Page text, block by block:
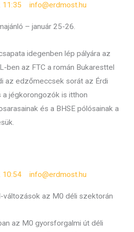
11:35 info@erdmost.hu
– január 25-26.
idegenben lép pályára az
ben az FTC a román Bukaresttel
az edzőmeccsek sorát az Érdi
a jégkorongozók is itthon
és a BHSE pólósainak a
10:54 info@erdmost.hu
változások az M0 déli szektorán
az M0 gyorsforgalmi út déli